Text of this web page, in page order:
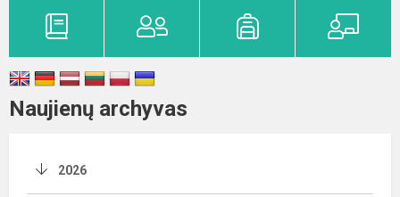
Naujienų archyvas
2026